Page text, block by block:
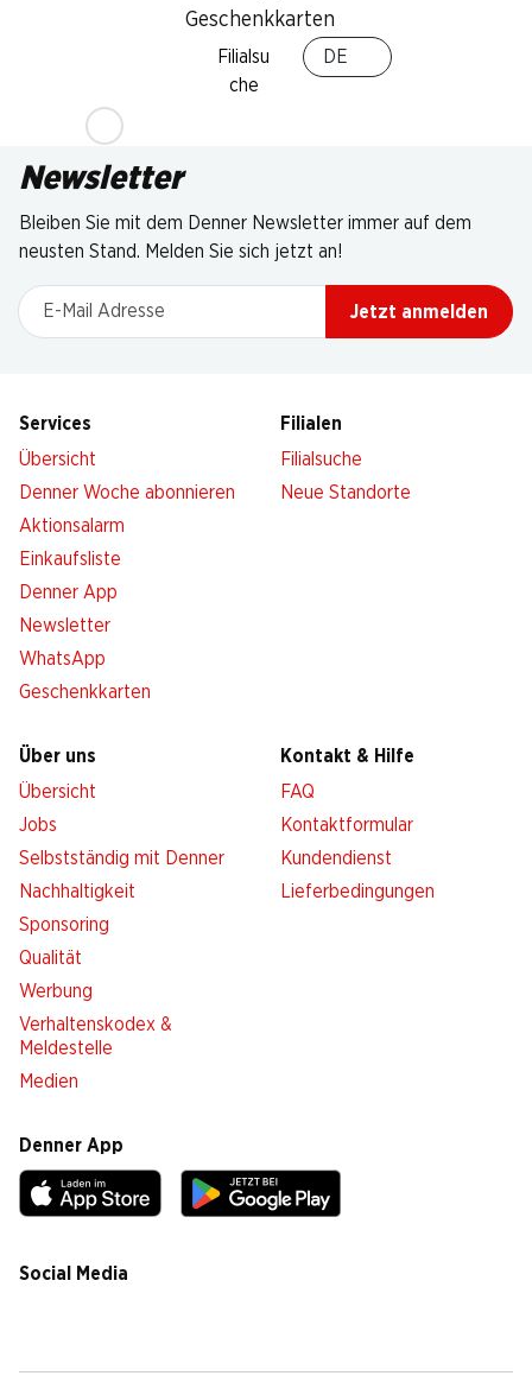
Geschenkkarten
Filialsu
che
DE
Newsletter
Bleiben Sie mit dem Denner Newsletter immer auf dem
neusten Stand. Melden Sie sich jetzt an!
E-Mail Adresse
Jetzt anmelden
Services
Übersicht
Denner Woche abonnieren
Aktionsalarm
Einkaufsliste
Denner App
Newsletter
WhatsApp
Geschenkkarten
Filialen
Filialsuche
Neue Standorte
Über uns
Übersicht
Jobs
Selbstständig mit Denner
Nachhaltigkeit
Sponsoring
Qualität
Werbung
Verhaltenskodex &
Meldestelle
Medien
Kontakt & Hilfe
FAQ
Kontaktformular
Kundendienst
Lieferbedingungen
Denner App
Social Media